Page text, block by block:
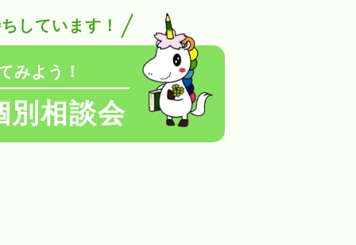
しています！
みよう！
別相談会